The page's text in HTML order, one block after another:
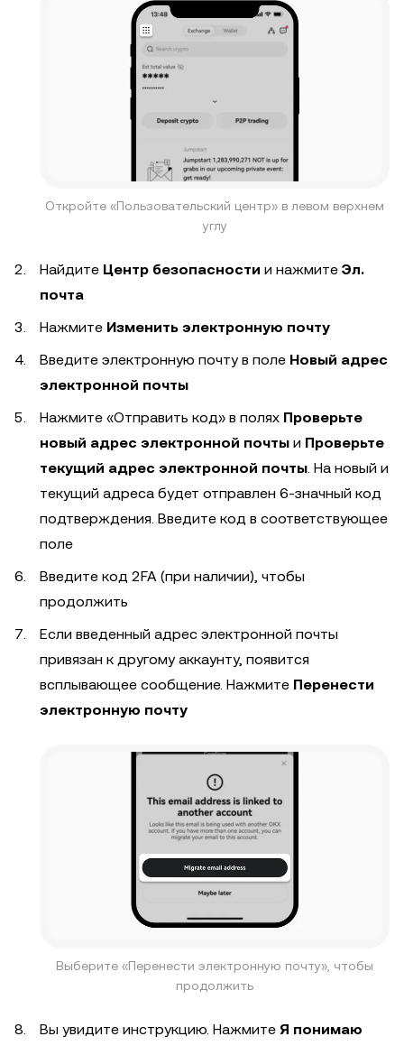
Откройте «Пользовательский центр» в левом верхнем
углу
Найдите Центр безопасности и нажмите Эл.
почта
Нажмите Изменить электронную почту
Введите электронную почту в поле Новый адрес
электронной почты
Нажмите «Отправить код» в полях Проверьте
новый адрес электронной почты и Проверьте
текущий адрес электронной почты. На новый и
текущий адреса будет отправлен 6-значный код
подтверждения. Введите код в соответствующее
поле
Введите код 2FA (при наличии), чтобы
продолжить
Если введенный адрес электронной почты
привязан к другому аккаунту, появится
всплывающее сообщение. Нажмите Перенести
электронную почту
Выберите «Перенести электронную почту», чтобы
продолжить
Вы увидите инструкцию. Нажмите Я понимаю